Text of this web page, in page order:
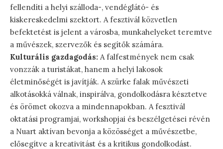
fellendíti a helyi szálloda-, vendéglátó- és
kiskereskedelmi szektort. A fesztivál közvetlen
befektetést is jelent a városba, munkahelyeket teremtve
a művészek, szervezők és segítők számára.
Kulturális gazdagodás: A falfestmények nem csak
vonzzák a turistákat, hanem a helyi lakosok
életminőségét is javítják. A szürke falak művészeti
alkotásokká válnak, inspirálva, gondolkodásra késztetve
és örömet okozva a mindennapokban. A fesztivál
oktatási programjai, workshopjai és beszélgetései révén
a Nuart aktívan bevonja a közösséget a művészetbe,
elősegítve a kreativitást és a kritikus gondolkodást.